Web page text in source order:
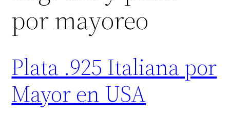
por mayoreo
Plata .925 Italiana por
Mayor en USA